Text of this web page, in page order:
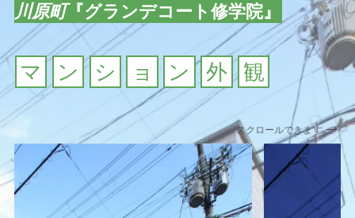
川原町『グランデコート修学院』
マ ン シ ョ ン 外 観
スクロールできます